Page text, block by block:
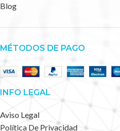
Blog
MÉTODOS DE PAGO
INFO LEGAL
Aviso Legal
Política De Privacidad